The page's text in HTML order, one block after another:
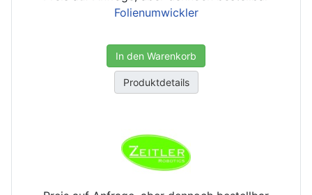
Folienumwickler
In den Warenkorb
Produktdetails